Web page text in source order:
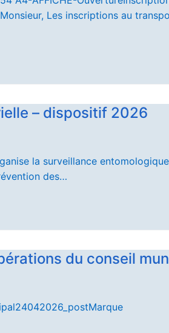
Les inscriptions au
– dispositif 2026
la surveillance
des…
du conseil